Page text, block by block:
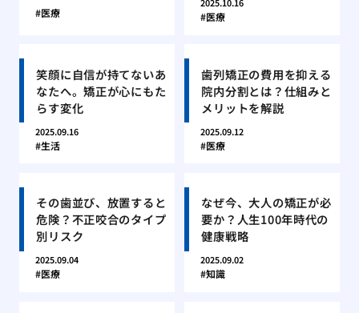
医療
2025.10.16
医療
笑顔に自信が持てないあ
なたへ。矯正が心にもた
らす変化
2025.09.16
生活
歯列矯正の費用を抑える
院内分割とは？仕組みと
メリットを解説
2025.09.12
医療
その歯並び、放置すると
危険？不正咬合のタイプ
別リスク
2025.09.04
医療
なぜ今、大人の矯正が必
要か？人生100年時代の
健康戦略
2025.09.02
知識